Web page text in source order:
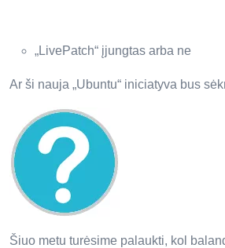
„LivePatch“ įjungtas arba ne
Ar ši nauja „Ubuntu“ iniciatyva bus
Šiuo metu turėsime palaukti, kol